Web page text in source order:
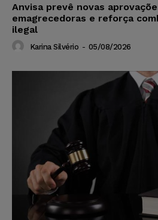
Anvisa prevê novas
emagrecedoras e reforça
ilegal
Karina Silvério - 05/08/2026